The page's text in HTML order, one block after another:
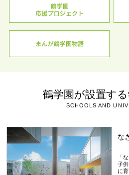
鶴学園が設置す
SCHOOLS AND
な
「
子
に育